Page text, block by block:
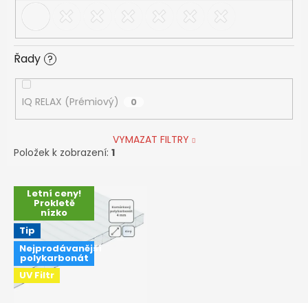
Řady ?
IQ RELAX (Prémiový) 0
VYMAZAT FILTRY
Položek k zobrazení: 1
V
p
p
o
Letní ceny!
Prokletě
nízko
Tip
Nejprodávanější
polykarbonát
UV Filtr